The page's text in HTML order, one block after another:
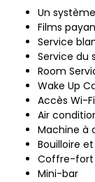
Un
Films
Service
Service du
Room
Wake Up
Accès Wi-
Air
Machine à
Bouilloire
Coffre-fort
Mini-bar